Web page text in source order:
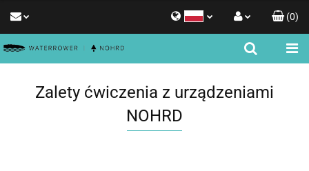
Zaloguj się
Dodaj zgłoszenie
(0)
Zalety ćwiczenia z urządzeniami
NOHRD